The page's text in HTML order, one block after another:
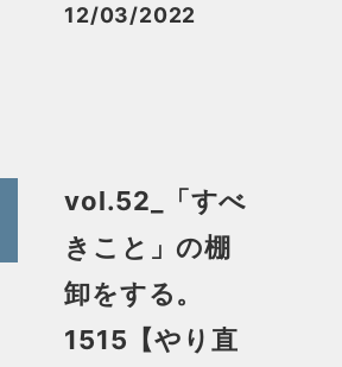
投稿日
12/03/2022
vol.52_「すべ
きこと」の棚
卸をする。
1515【やり直